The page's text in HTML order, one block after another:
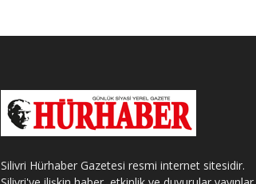
Silivri Hürhaber Gazetesi resmi internet sitesidir.